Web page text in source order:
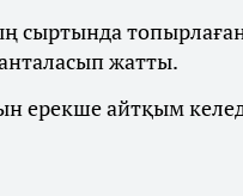
сыртында
жатты.
ерекше айтқым